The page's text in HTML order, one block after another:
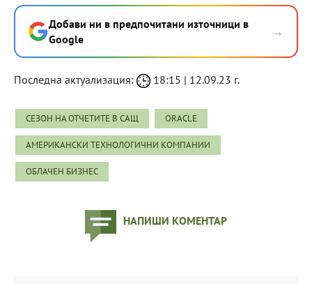
Добави ни в предпочитани източници в
Google
→
Последна актуализация: 18:15 | 12.09.23 г.
СЕЗОН НА ОТЧЕТИТЕ В САЩ ORACLE
АМЕРИКАНСКИ ТЕХНОЛОГИЧНИ КОМПАНИИ
ОБЛАЧЕН БИЗНЕС
НАПИШИ КОМЕНТАР